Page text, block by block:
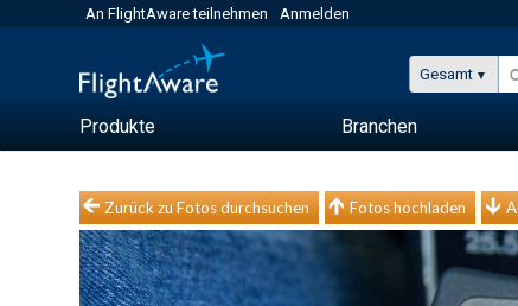
An FlightAware teilnehmen Anmelden
Gesamt
Produkte Branchen
Zurück zu Fotos durchsuchen Fotos hochladen